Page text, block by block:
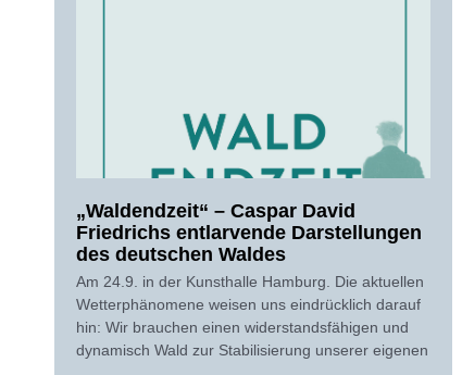
„Waldendzeit“ – Caspar David
Friedrichs entlarvende Darstellungen
des deutschen Waldes
Am 24.9. in der Kunsthalle Hamburg. Die aktuellen
Wetterphänomene weisen uns eindrücklich darauf
hin: Wir brauchen einen widerstandsfähigen und
dynamisch Wald zur Stabilisierung unserer eigenen